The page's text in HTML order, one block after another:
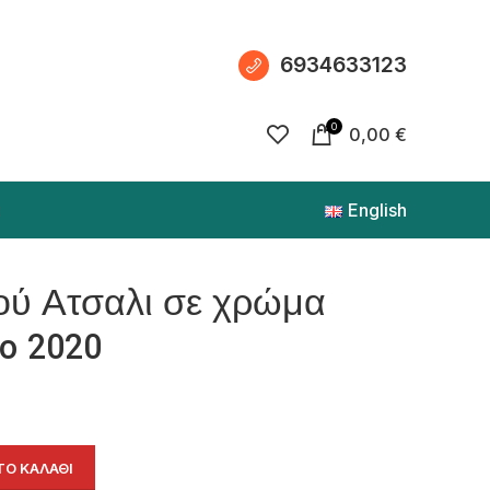
6934633123
0 0,00 €
English
Ατσαλι σε χρώμα
2020
ΚΑΛΆΘΙ